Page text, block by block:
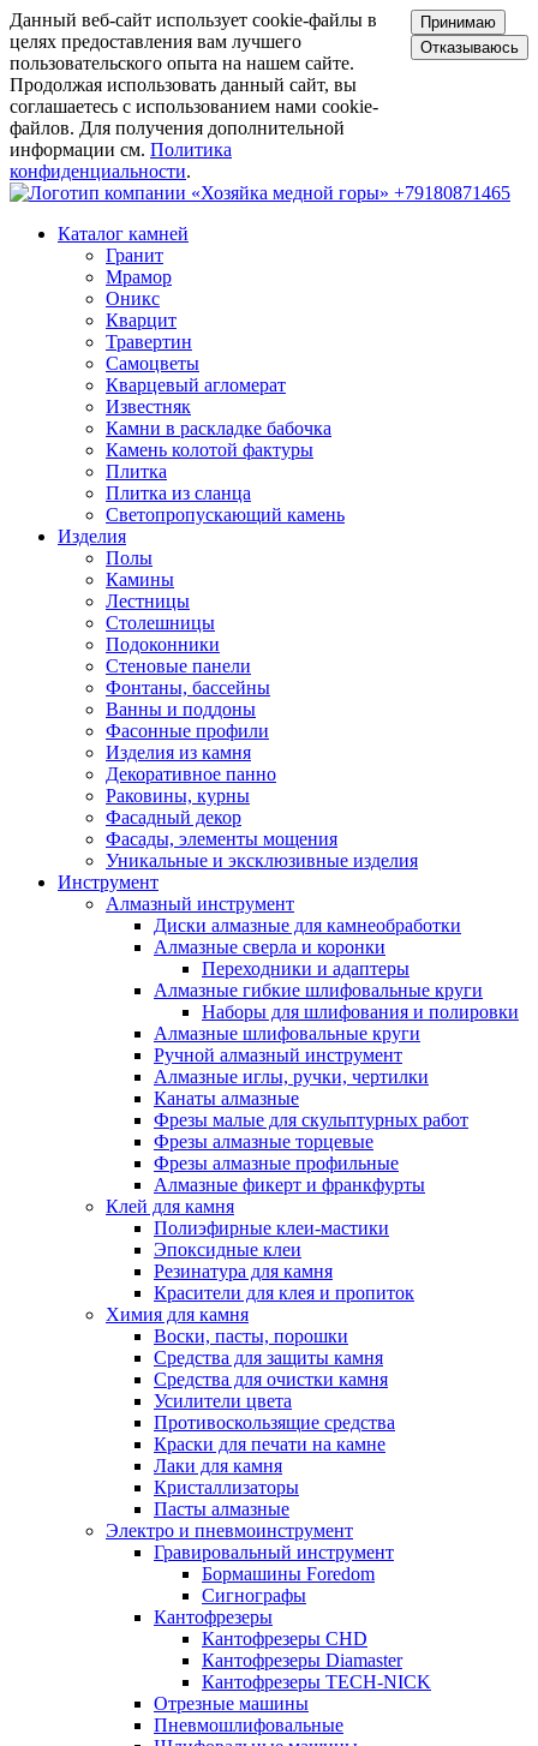
Данный веб-сайт использует cookie-файлы в
целях предоставления вам лучшего
пользовательского опыта на нашем сайте.
Продолжая использовать данный сайт, вы
соглашаетесь с использованием нами cookie-
файлов. Для получения дополнительной
информации см. Политика
конфиденциальности.
Принимаю
Отказываюсь
+79180871465
Каталог камней
Гранит
Мрамор
Оникс
Кварцит
Травертин
Самоцветы
Кварцевый агломерат
Известняк
Камни в раскладке бабочка
Камень колотой фактуры
Плитка
Плитка из сланца
Светопропускающий камень
Изделия
Полы
Камины
Лестницы
Столешницы
Подоконники
Стеновые панели
Фонтаны, бассейны
Ванны и поддоны
Фасонные профили
Изделия из камня
Декоративное панно
Раковины, курны
Фасадный декор
Фасады, элементы мощения
Уникальные и эксклюзивные изделия
Инструмент
Алмазный инструмент
Диски алмазные для камнеобработки
Алмазные сверла и коронки
Переходники и адаптеры
Алмазные гибкие шлифовальные круги
Наборы для шлифования и полировки
Алмазные шлифовальные круги
Ручной алмазный инструмент
Алмазные иглы, ручки, чертилки
Канаты алмазные
Фрезы малые для скульптурных работ
Фрезы алмазные торцевые
Фрезы алмазные профильные
Алмазные фикерт и франкфурты
Клей для камня
Полиэфирные клеи-мастики
Эпоксидные клеи
Резинатура для камня
Красители для клея и пропиток
Химия для камня
Воски, пасты, порошки
Средства для защиты камня
Средства для очистки камня
Усилители цвета
Противоскользящие средства
Краски для печати на камне
Лаки для камня
Кристаллизаторы
Пасты алмазные
Электро и пневмоинструмент
Гравировальный инструмент
Бормашины Foredom
Сигнографы
Кантофрезеры
Кантофрезеры CHD
Кантофрезеры Diamaster
Кантофрезеры TECH-NICK
Отрезные машины
Пневмошлифовальные